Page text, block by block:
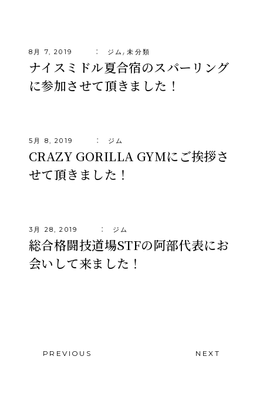
8月 7, 2019 ジム ,未分類
ナイスミドル夏合宿のスパーリング
に参加させて頂きました！
5月 8, 2019 ジム
CRAZY GORILLA GYMにご挨拶さ
せて頂きました！
3月 28, 2019 ジム
総合格闘技道場STFの阿部代表にお
会いして来ました！
PREVIOUS NEXT